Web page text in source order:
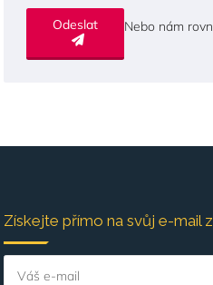
Nebo nám
Získejte přímo na svůj e-mail
Váš e-mail